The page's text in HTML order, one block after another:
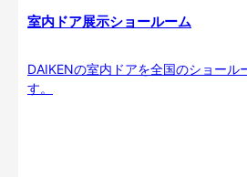
室内ドア展示ショールーム
DAIKENの室内ドアを全国のショール
す。